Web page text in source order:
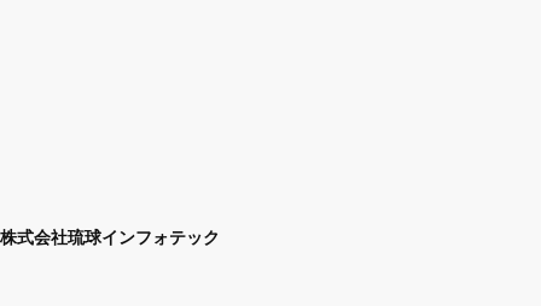
株式会社琉球インフォテック